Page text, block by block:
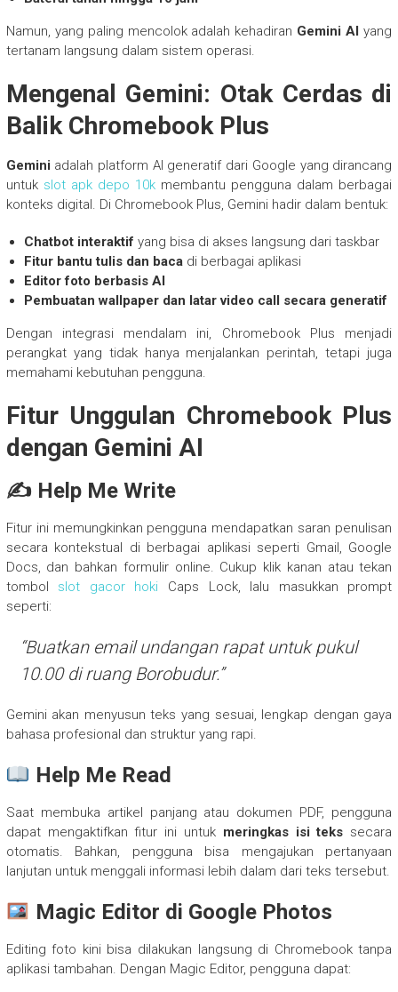
Namun, yang paling mencolok adalah kehadiran Gemini AI yang
tertanam langsung dalam sistem operasi.
Mengenal Gemini: Otak Cerdas di
Balik Chromebook Plus
Gemini adalah platform AI generatif dari Google yang dirancang
untuk slot apk depo 10k membantu pengguna dalam berbagai
konteks digital. Di Chromebook Plus, Gemini hadir dalam bentuk:
Chatbot interaktif yang bisa di akses langsung dari taskbar
Fitur bantu tulis dan bacadi berbagai aplikasi
Editor foto berbasis AI
Pembuatan wallpaper dan latar video call secara generatif
Dengan integrasi mendalam ini, Chromebook Plus menjadi
perangkat yang tidak hanya menjalankan perintah, tetapi juga
memahami kebutuhan pengguna.
Fitur Unggulan Chromebook Plus
dengan Gemini AI
✍️ Help Me Write
Fitur ini memungkinkan pengguna mendapatkan saran penulisan
secara kontekstual di berbagai aplikasi seperti Gmail, Google
Docs, dan bahkan formulir online. Cukup klik kanan atau tekan
tombol slot gacor hoki Caps Lock, lalu masukkan prompt
seperti:
“Buatkan email undangan rapat untuk pukul
10.00 di ruang Borobudur.”
Gemini akan menyusun teks yang sesuai, lengkap dengan gaya
bahasa profesional dan struktur yang rapi.
Help Me Read
Saat membuka artikel panjang atau dokumen PDF, pengguna
dapat mengaktifkan fitur ini untuk meringkas isi teks secara
otomatis. Bahkan, pengguna bisa mengajukan pertanyaan
lanjutan untuk menggali informasi lebih dalam dari teks tersebut.
Magic Editor di Google Photos
Editing foto kini bisa dilakukan langsung di Chromebook tanpa
aplikasi tambahan. Dengan Magic Editor, pengguna dapat: